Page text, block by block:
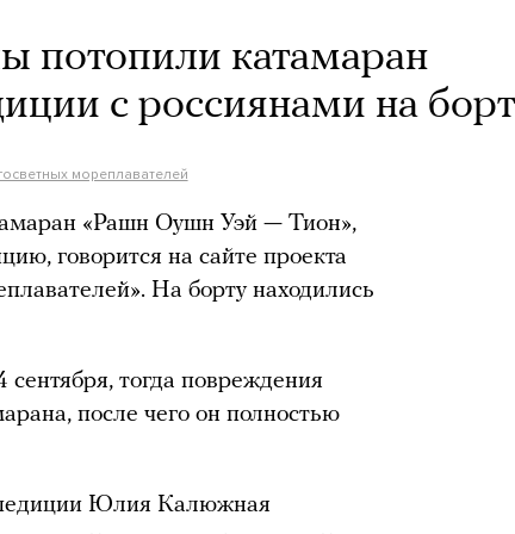
потопили катамаран
с россиянами на
мореплавателей
«Рашн Оушн Уэй — Тион»,
говорится на сайте проекта
На борту находились
тогда повреждения
после чего он полностью
Юлия Калюжная